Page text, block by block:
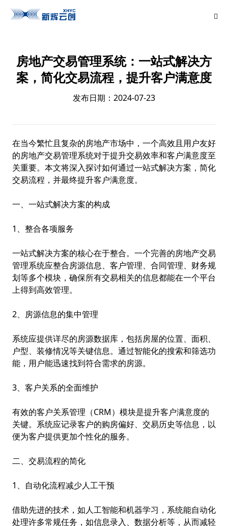
房地产交易管理系统：一站式解决方
案，简化交易流程，提升客户满意度
发布日期：2024-07-23
在当今繁忙且复杂的房地产市场中，一个高效且用户友好
的房地产交易管理系统对于提升交易效率和客户满意度至
关重要。本文将深入探讨如何通过一站式解决方案，简化
交易流程，并最终提升客户满意度。
一、一站式解决方案的构成
1、整合各项服务
一站式解决方案的核心在于整合。一个完善的房地产交易
管理系统应整合房源信息、客户管理、合同管理、财务规
划等多个模块，确保所有交易相关的信息都能在一个平台
上得到高效管理。
2、房源信息的集中管理
系统应提供详尽的房源数据库，包括房屋的位置、面积、
户型、装修情况等关键信息。通过智能化的搜索和筛选功
能，用户能迅速找到符合需求的房源。
3、客户关系的全面维护
有效的客户关系管理（CRM）模块是提升客户满意度的
关键。系统应记录客户的购房偏好、交易历史等信息，以
便为客户提供更加个性化的服务。
二、交易流程的简化
1、自动化流程减少人工干预
借助先进的技术，如人工智能和机器学习，系统能自动化
处理许多常规任务，如信息录入、数据分析等，从而减轻